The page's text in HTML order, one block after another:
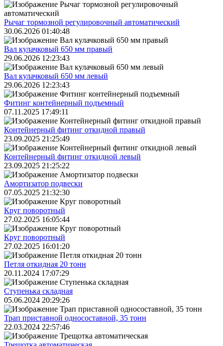
Рычаг тормозной регулировочный автоматический
30.06.2026 01:40:48
Вал кулачковый 650 мм правый
29.06.2026 12:23:43
Вал кулачковый 650 мм левый
29.06.2026 12:23:43
Фитинг контейнерный подъемный
07.11.2025 17:49:11
Контейнерный фитинг откидной правый
23.09.2025 21:25:49
Контейнерный фитинг откидной левый
23.09.2025 21:25:22
Амортизатор подвески
07.05.2025 21:32:30
Круг поворотный
27.02.2025 16:05:44
Круг поворотный
27.02.2025 16:01:20
Петля откидная 20 тонн
20.11.2024 17:07:29
Ступенька складная
05.06.2024 20:29:26
Трап приставной односоставной, 35 тонн
22.03.2024 22:57:46